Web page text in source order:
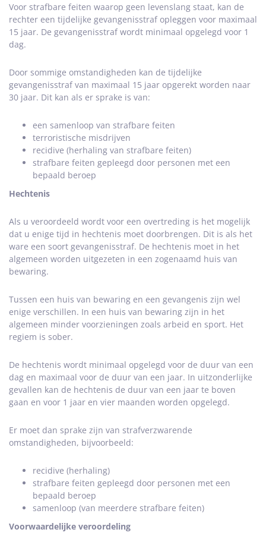
Voor strafbare feiten waarop geen levenslang staat, kan de
rechter een tijdelijke gevangenisstraf opleggen voor maximaal
15 jaar. De gevangenisstraf wordt minimaal opgelegd voor 1
dag.
Door sommige omstandigheden kan de tijdelijke
gevangenisstraf van maximaal 15 jaar opgerekt worden naar
30 jaar. Dit kan als er sprake is van:
een samenloop van strafbare feiten
terroristische misdrijven
recidive (herhaling van strafbare feiten)
strafbare feiten gepleegd door personen met een
bepaald beroep
Hechtenis
Als u veroordeeld wordt voor een overtreding is het mogelijk
dat u enige tijd in hechtenis moet doorbrengen. Dit is als het
ware een soort gevangenisstraf. De hechtenis moet in het
algemeen worden uitgezeten in een zogenaamd huis van
bewaring.
Tussen een huis van bewaring en een gevangenis zijn wel
enige verschillen. In een huis van bewaring zijn in het
algemeen minder voorzieningen zoals arbeid en sport. Het
regiem is sober.
De hechtenis wordt minimaal opgelegd voor de duur van een
dag en maximaal voor de duur van een jaar. In uitzonderlijke
gevallen kan de hechtenis de duur van een jaar te boven
gaan en voor 1 jaar en vier maanden worden opgelegd.
Er moet dan sprake zijn van strafverzwarende
omstandigheden, bijvoorbeeld:
recidive (herhaling)
strafbare feiten gepleegd door personen met een
bepaald beroep
samenloop (van meerdere strafbare feiten)
Voorwaardelijke veroordeling